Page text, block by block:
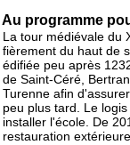
Au programme
La tour médiévale du
fièrement du haut de
édifiée peu après
de Saint-Céré,
Turenne afin
peu plus tard. Le
installer l'école. De
restauration